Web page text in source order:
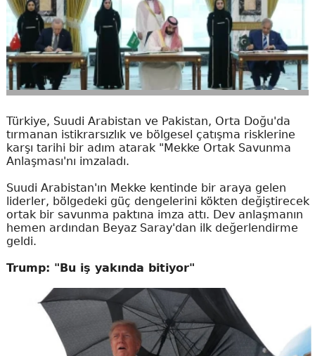
Türkiye, Suudi Arabistan ve Pakistan, Orta Doğu'da
tırmanan istikrarsızlık ve bölgesel çatışma risklerine
karşı tarihi bir adım atarak "Mekke Ortak Savunma
Anlaşması'nı imzaladı.
Suudi Arabistan'ın Mekke kentinde bir araya gelen
liderler, bölgedeki güç dengelerini kökten değiştirecek
ortak bir savunma paktına imza attı. Dev anlaşmanın
hemen ardından Beyaz Saray'dan ilk değerlendirme
geldi.
Trump: "Bu iş yakında bitiyor"